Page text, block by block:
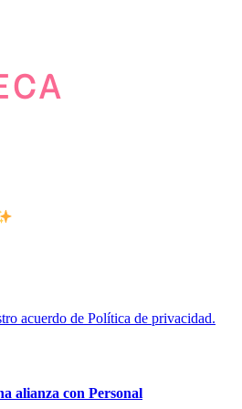
acuerdo de Política de privacidad.
alianza con Personal